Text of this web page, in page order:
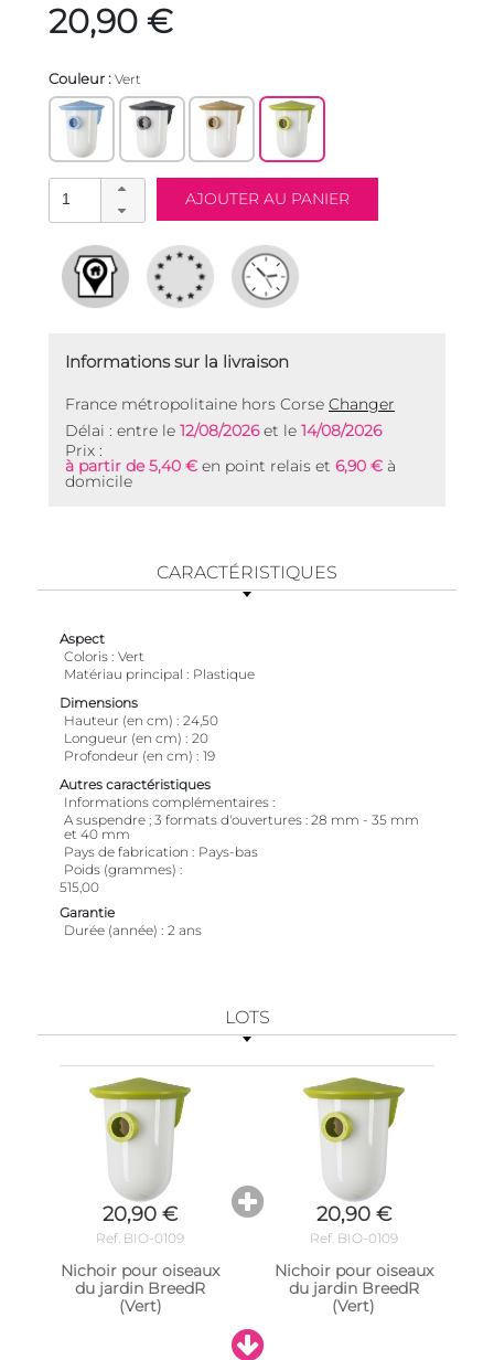
20,90 €
Couleur : Vert
Informations sur la livraison
France métropolitaine hors Corse Changer
Délai : entre le 12/08/2026et le 14/08/2026
Prix :
à partir de 5,40 € en point relais et 6,90 € à
domicile
CARACTÉRISTIQUES
Aspect
Coloris Vert
Matériau principal
Plastique
Dimensions
Hauteur (en cm)
24,50
Longueur (en cm)
20
Profondeur (en cm)
19
Autres caractéristiques
Informations complémentaires
A suspendre ; 3 formats d'ouvertures : 28 mm - 35 mm
et 40 mm
Pays de fabrication
Pays-bas
Poids (grammes)
515,00
Garantie
Durée (année)
2 ans
LOTS
20,90 €
Ref. BIO-0109
Nichoir pour oiseaux
du jardin BreedR
(Vert)
20,90 €
Ref. BIO-0109
Nichoir pour oiseaux
du jardin BreedR
(Vert)